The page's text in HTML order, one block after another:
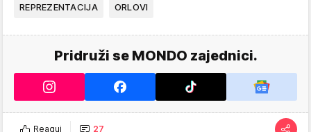
REPREZENTACIJA ORLOVI
Pridruži se MONDO zajednici.
Reaguj 27